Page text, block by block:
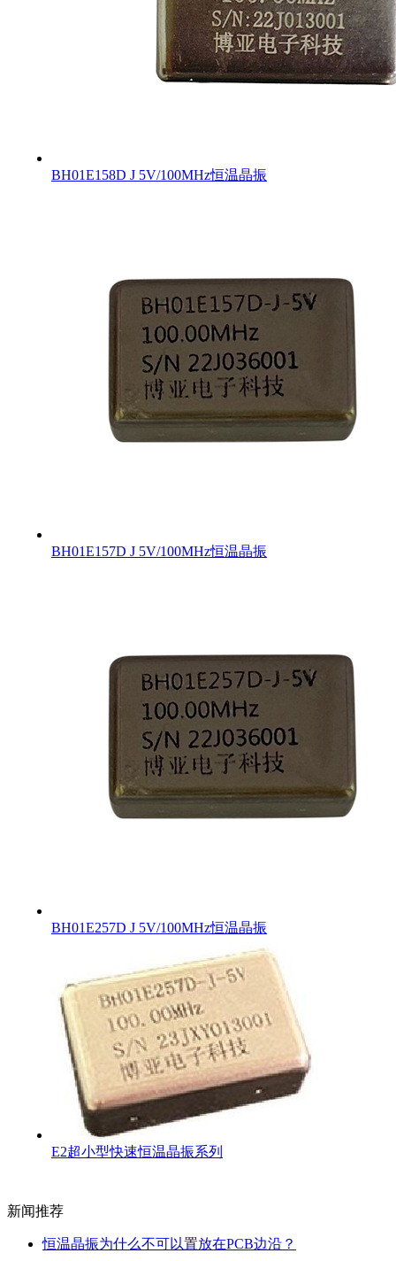
BH01E158D J 5V/100MHz恒温晶振
BH01E157D J 5V/100MHz恒温晶振
BH01E257D J 5V/100MHz恒温晶振
E2超小型快速恒温晶振系列
新闻推荐
恒温晶振为什么不可以置放在PCB边沿？